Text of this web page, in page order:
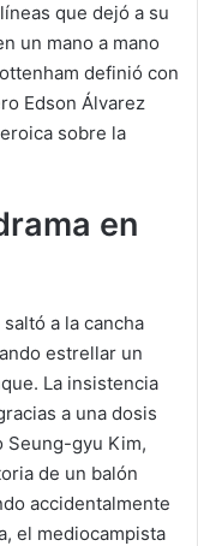
que dejó a su
un mano a mano
definió con
Edson Álvarez
sobre la
en
a la cancha
estrellar un
La insistencia
a una dosis
Seung-gyu Kim,
de un balón
accidentalmente
el mediocampista